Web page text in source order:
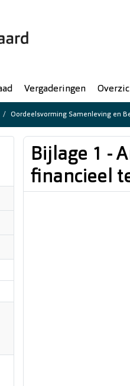
Vergaderingen
Oordeelsvorming Samenleving en
Bijlage 1 -
financieel